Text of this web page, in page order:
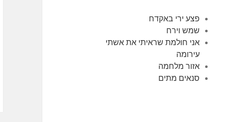
פצע ירי באקדח
שמש וירח
אני חולמת שראיתי את אשתי
עירומה
אזור מלחמה
סנאים מתים